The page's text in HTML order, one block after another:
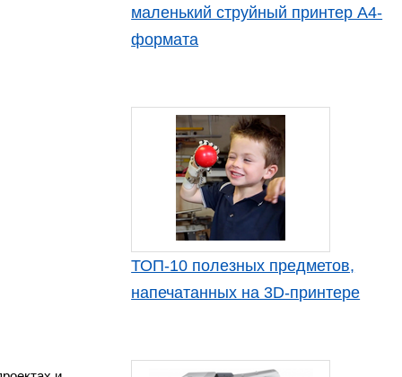
маленький струйный принтер А4-
формата
ТОП-10 полезных предметов,
напечатанных на 3D-принтере